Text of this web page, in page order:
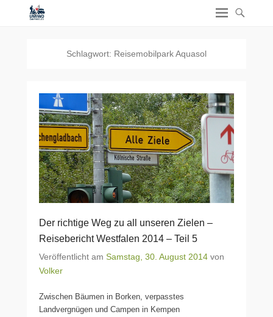
Schlagwort: Reisemobilpark Aquasol
Der richtige Weg zu all unseren Zielen –
Reisebericht Westfalen 2014 – Teil 5
Veröffentlicht am Samstag, 30. August 2014 von
Volker
Zwischen Bäumen in Borken, verpasstes
Landvergnügen und Campen in Kempen